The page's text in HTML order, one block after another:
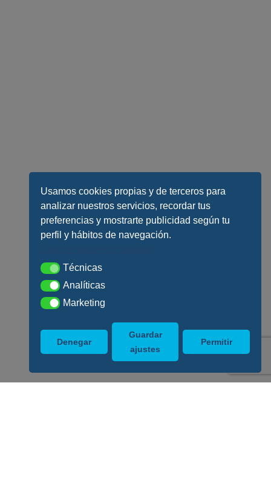
Usamos cookies propias y de terceros para
analizar nuestros servicios, recordar tus
preferencias y mostrarte publicidad según tu
perfil y hábitos de navegación.
TécnicasTécnicas
AnalíticasAnalíticas
MarketingMarketing
Denegar
Guardar
ajustes
Permitir